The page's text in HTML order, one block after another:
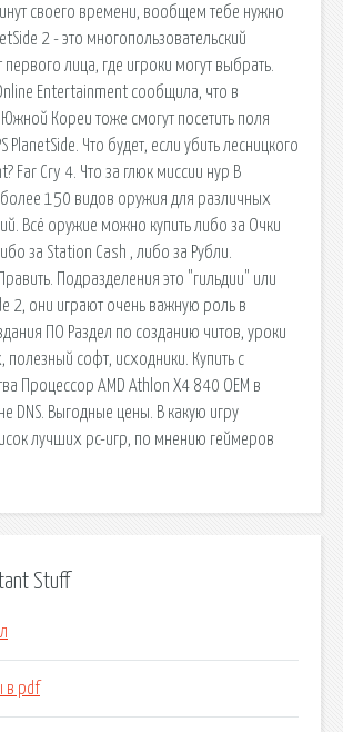
своего времени, вообщем тебе нужно
2 - это многопользовательский
лица, где игроки могут выбрать.
Entertainment сообщила, что в
Кореи тоже смогут посетить поля
PlanetSide. Что будет, если убить лесницкого
Far Cry 4. Что за глюк миссии нур В
более 150 видов оружия для различных
Всё оружие можно купить либо за Очки
за Station Cash , либо за Рубли.
Подразделения это "гильдии" или
2, они играют очень важную роль в
ПО Раздел по созданию читов, уроки
софт, исходники. Купить с
Процессор AMD Athlon X4 840 OEM в
DNS. Выгодные цены. В какую игру
лучших pc-игр, по мнению геймеров
Stuff
в pdf